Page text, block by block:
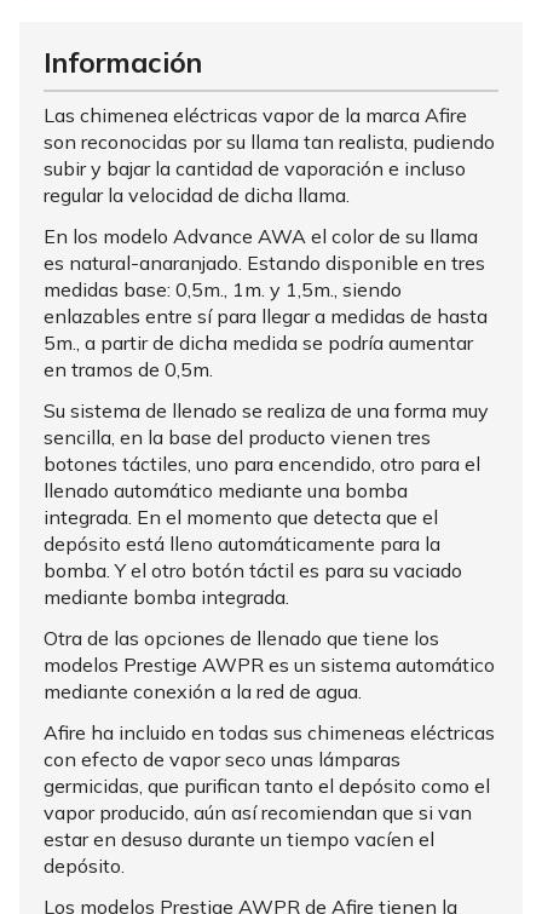
Información
Las chimenea eléctricas vapor de la marca Afire
son reconocidas por su llama tan realista, pudiendo
subir y bajar la cantidad de vaporación e incluso
regular la velocidad de dicha llama.
En los modelo Advance AWA el color de su llama
es natural-anaranjado. Estando disponible en tres
medidas base: 0,5m., 1m. y 1,5m., siendo
enlazables entre sí para llegar a medidas de hasta
5m., a partir de dicha medida se podría aumentar
en tramos de 0,5m.
Su sistema de llenado se realiza de una forma muy
sencilla, en la base del producto vienen tres
botones táctiles, uno para encendido, otro para el
llenado automático mediante una bomba
integrada. En el momento que detecta que el
depósito está lleno automáticamente para la
bomba. Y el otro botón táctil es para su vaciado
mediante bomba integrada.
Otra de las opciones de llenado que tiene los
modelos Prestige AWPR es un sistema automático
mediante conexión a la red de agua.
Afire ha incluido en todas sus chimeneas eléctricas
con efecto de vapor seco unas lámparas
germicidas, que purifican tanto el depósito como el
vapor producido, aún así recomiendan que si van
estar en desuso durante un tiempo vacíen el
depósito.
Los modelos Prestige AWPR de Afire tienen la